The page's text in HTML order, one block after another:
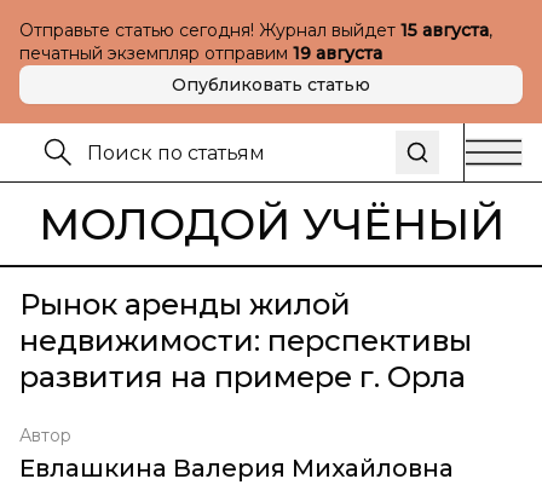
Отправьте статью сегодня! Журнал выйдет 15 августа,
печатный экземпляр отправим 19 августа
Опубликовать статью
МОЛОДОЙ УЧЁНЫЙ
Рынок аренды жилой
недвижимости: перспективы
развития на примере г. Орла
Автор
Евлашкина Валерия Михайловна